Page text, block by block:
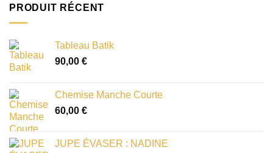
PRODUIT RÉCENT
Tableau Batik
90,00 €
Chemise Manche Courte
60,00 €
JUPE ÉVASER : NADINE